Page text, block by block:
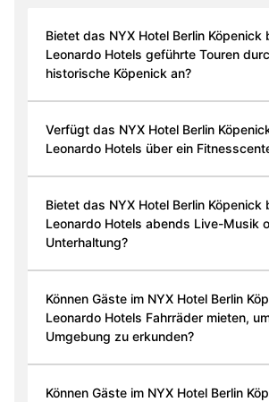
Bietet das NYX Hotel Berlin Köpenick
Leonardo Hotels geführte Touren
historische Köpenick an?
Verfügt das NYX Hotel Berlin
Leonardo Hotels über ein
Bietet das NYX Hotel Berlin Köpenick
Leonardo Hotels abends Live-Musik
Unterhaltung?
Können Gäste im NYX Hotel Berlin
Leonardo Hotels Fahrräder mieten,
Umgebung zu erkunden?
Können Gäste im NYX Hotel Berlin